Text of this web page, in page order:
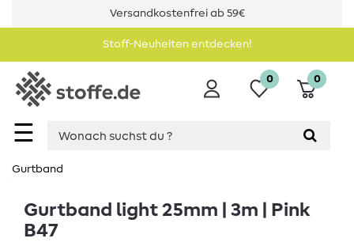
Versandkostenfrei ab 59€
Stoff-Neuheiten entdecken!
☰
0 0
Gurtband
Gurtband light 25mm | 3m | Pink
B47